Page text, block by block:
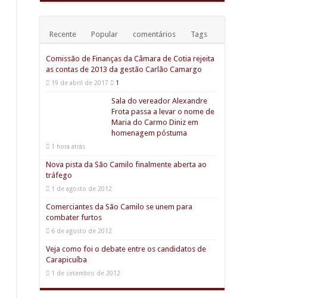
Recente Popular comentários Tags
Comissão de Finanças da Câmara de Cotia rejeita
as contas de 2013 da gestão Carlão Camargo
19 de abril de 2017 1
Sala do vereador Alexandre
Frota passa a levar o nome de
Maria do Carmo Diniz em
homenagem póstuma
1 hora atrás
Nova pista da São Camilo finalmente aberta ao
tráfego
1 de agosto de 2012
Comerciantes da São Camilo se unem para
combater furtos
6 de agosto de 2012
Veja como foi o debate entre os candidatos de
Carapicuíba
1 de setembro de 2012